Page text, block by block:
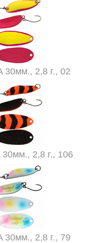
30мм., 2,8 г., 02
30мм., 2,8 г., 106
30мм., 2,8 г., 79